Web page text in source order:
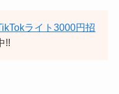
ライト3000円招
!!